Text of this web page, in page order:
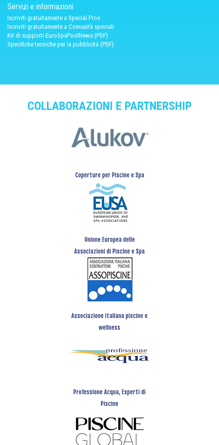
Servizi e informazioni
Iscriviti gratuitamente a Special Pros
Iscriviti gratuitamente a Comunità speciali
Kit di supporti EuroSpaPoolNews (PDF)
Specifiche tecniche per la pubblicità (PDF)
COLLABORAZIONI E PARTNERSHIP
Coperture per Piscine e Spa
Unione Europea delle
Associazioni di Piscine e Spa
Associazione italiana piscine e
wellness
Professione Acqua, Esperti di
Piscine